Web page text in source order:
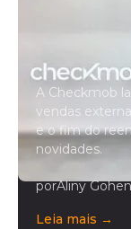
operação
A Checkmob
vendas
e o fim do
novidades.
porAliny
Leia mais →